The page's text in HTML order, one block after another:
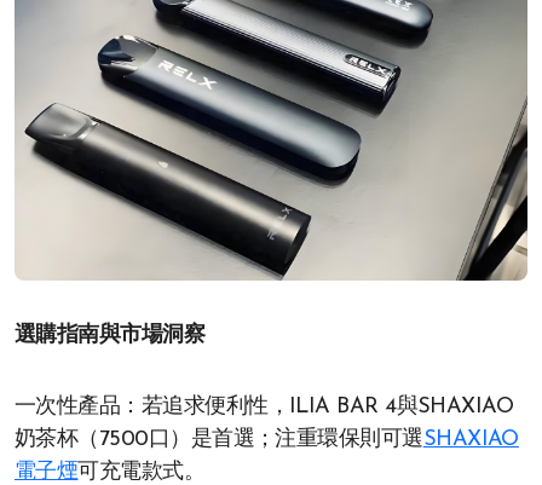
選購指南與市場洞察
一次性產品：若追求便利性，ILIA BAR 4與SHAXIAO
奶茶杯（7500口）是首選；注重環保則可選SHAXIAO
電子煙可充電款式。